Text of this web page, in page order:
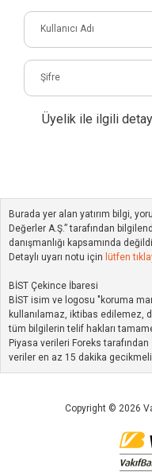
Üyelik ile ilgili
Burada yer alan yatırım bilgi,
Değerler A.Ş.” tarafından
danışmanlığı kapsamında
Detaylı uyarı notu için lütfen
BİST Çekince İbaresi
BİST isim ve logosu "koruma
kullanılamaz, iktibas edilemez,
tüm bilgilerin telif hakları
Piyasa verileri Foreks
veriler en az 15 dakika
Copyright © 2026